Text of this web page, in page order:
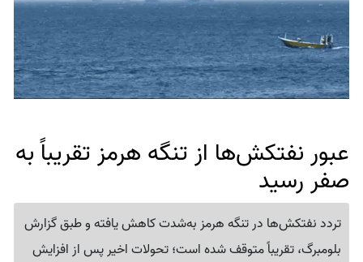
عبور نفتکش‌ها از تنگه هرمز تقریباً به
صفر رسید
تردد نفتکش‌ها در تنگه هرمز به‌شدت کاهش یافته و طبق گزارش
بلومبرگ، تقریباً متوقف شده است؛ تحولات اخیر پس از افزایش